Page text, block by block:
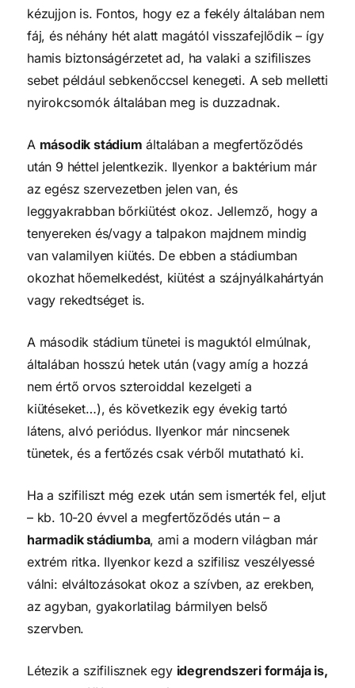
kézujjon is. Fontos, hogy ez a fekély általában nem
fáj, és néhány hét alatt magától visszafejlődik – így
hamis biztonságérzetet ad, ha valaki a szifiliszes
sebet például sebkenőccsel kenegeti. A seb melletti
nyirokcsomók általában meg is duzzadnak.
A második stádium általában a megfertőződés
után 9 héttel jelentkezik. Ilyenkor a baktérium már
az egész szervezetben jelen van, és
leggyakrabban bőrkiütést okoz. Jellemző, hogy a
tenyereken és/vagy a talpakon majdnem mindig
van valamilyen kiütés. De ebben a stádiumban
okozhat hőemelkedést, kiütést a szájnyálkahártyán
vagy rekedtséget is.
A második stádium tünetei is maguktól elmúlnak,
általában hosszú hetek után (vagy amíg a hozzá
nem értő orvos szteroiddal kezelgeti a
kiütéseket…), és következik egy évekig tartó
látens, alvó periódus. Ilyenkor már nincsenek
tünetek, és a fertőzés csak vérből mutatható ki.
Ha a szifiliszt még ezek után sem ismerték fel, eljut
– kb. 10-20 évvel a megfertőződés után – a
harmadik stádiumba, ami a modern világban már
extrém ritka. Ilyenkor kezd a szifilisz veszélyessé
válni: elváltozásokat okoz a szívben, az erekben,
az agyban, gyakorlatilag bármilyen belső
szervben.
Létezik a szifilisznek egy idegrendszeri formája is,